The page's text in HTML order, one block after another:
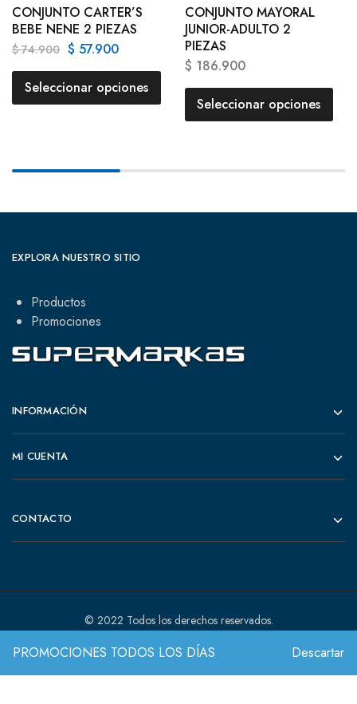
PROMOCIONES TODOS LOS DÍAS Descartar
CONJUNTO CARTER’S
BEBE NENE 2 PIEZAS
$74.900 $ 57.900
Seleccionar opciones
CONJUNTO MAYORAL
JUNIOR-ADULTO 2
PIEZAS
$ 186.900
Seleccionar opciones
EXPLORA NUESTRO SITIO
Productos
Promociones
INFORMACIÓN
MI CUENTA
CONTACTO
© 2022 Todos los derechos reservados.